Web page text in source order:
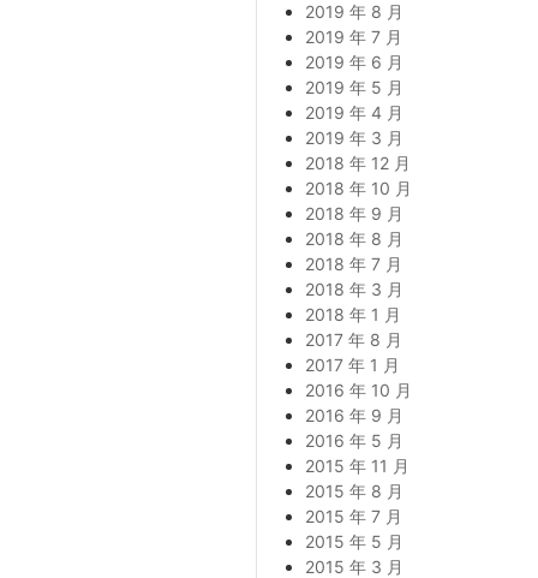
2019 年 8 月
2019 年 7 月
2019 年 6 月
2019 年 5 月
2019 年 4 月
2019 年 3 月
2018 年 12 月
2018 年 10 月
2018 年 9 月
2018 年 8 月
2018 年 7 月
2018 年 3 月
2018 年 1 月
2017 年 8 月
2017 年 1 月
2016 年 10 月
2016 年 9 月
2016 年 5 月
2015 年 11 月
2015 年 8 月
2015 年 7 月
2015 年 5 月
2015 年 3 月